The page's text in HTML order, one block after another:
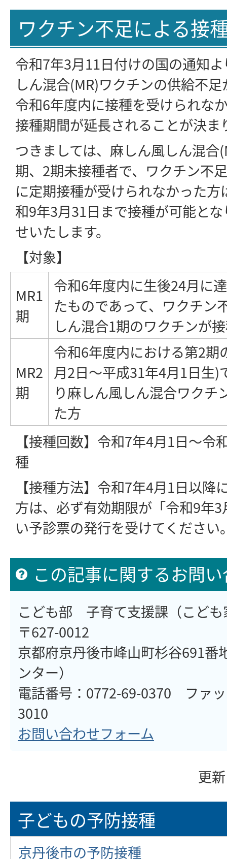
ワクチン不足による接
令和7年3月11日付けの国の通知
しん混合(MR)ワクチンの供給不
令和6年度内に接種を受けられな
接種期間が延長されることが決ま
つきましては、麻しん風しん混合
期、2期未接種者で、ワクチン不
に定期接種が受けられなかった
和9年3月31日まで接種が可能と
せいたします。
【対象】
MR1
期
令和6年度内に生後24月に
たものであって、ワクチン
しん混合1期のワクチンが
MR2
期
令和6年度内における第2期
月2日～平成31年4月1日生)
り麻しん風しん混合ワクチ
た方
【接種回数】令和7年4月1日～令
種
【接種方法】令和7年4月1日以降
方は、必ず有効期限が「令和9年
い予診票の発行を受けてください
この記事に関するお問
こども部 子育て支援課（こども
〒627-0012
京都府京丹後市峰山町杉谷691番
ンター）
電話番号：0772-69-0370 ファ
3010
お問い合わせフォーム
更
子どもの予防接種
京丹後市の予防接種